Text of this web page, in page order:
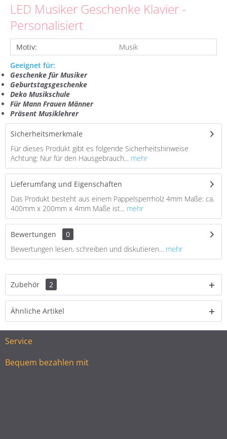
LED Musiker Geschenke Klavier -
Personalisiert
Motiv:
Musik
Geeignet für:
Geschenke für Musiker
Geburtstagsgeschenke
Deko Musikschule
Für Mann Frauen Männer
Präsent Musiklehrer
Sicherheitsmerkmale
Für dieses Produkt gibt es folgende Sicherheitshinweise
Achtung: Nur für den Hausgebrauch... mehr
Lieferumfang und Eigenschaften
Das Produkt besteht aus einem Pappelsperrholz 4mm Maße: ca.
400mm x 200mm x 4mm Maße ist... mehr
Bewertungen
0
Bewertungen lesen, schreiben und diskutieren... mehr
Zubehör 2
Ähnliche Artikel
Service
Bequem bezahlen mit